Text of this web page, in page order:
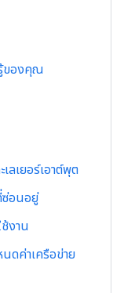
ของคุณ
ลเยอร์เอาต์พุต
ซ่อนอยู่
งาน
ดค่าเครือข่าย